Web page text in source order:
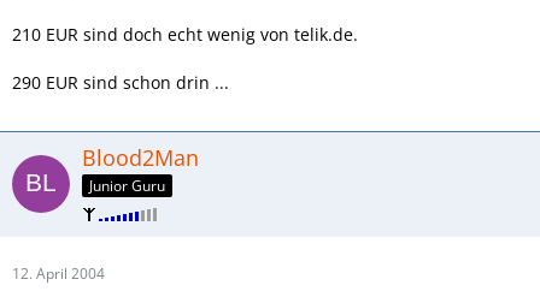
210 EUR sind doch echt wenig von telik.de.
290 EUR sind schon drin ...
Blood2Man
Junior Guru
12. April 2004